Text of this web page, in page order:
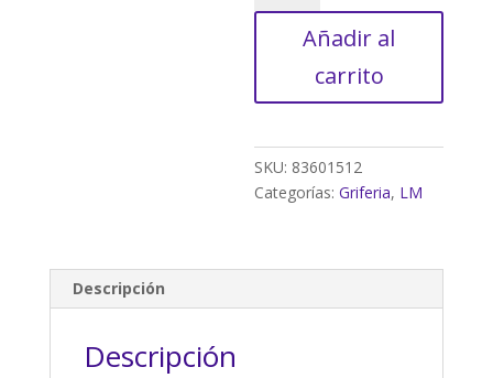
ROCA
Añadir al
carrito
SKU: 83601512
Categorías:Griferia, LM
Descripción
Descripción